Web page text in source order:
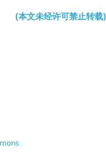
(本文未经许可禁止转载)